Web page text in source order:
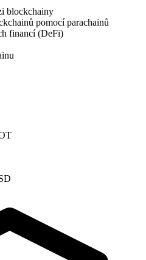
blockchainy
pomocí parachainů
financí (DeFi)